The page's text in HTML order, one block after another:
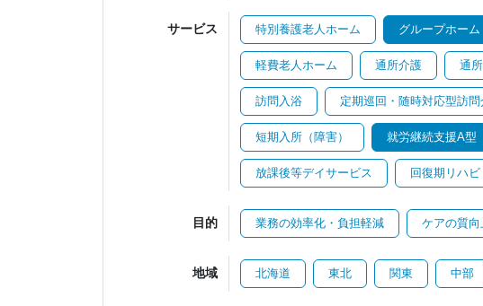
サービス 特別養護老人ホーム グループホーム
軽費老人ホーム 通所介護 通
訪問入浴 定期巡回・随時対応型訪
短期入所（障害） 就労継続支援A型
放課後等デイサービス 回復期リハ
目的 業務の効率化・負担軽減 ケアの質向
地域 北海道 東北 関東 中部